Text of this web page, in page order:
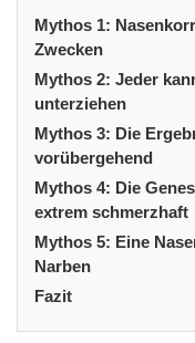
Mythos 1:
Zwecken
Mythos 2: Jeder
unterziehen
Mythos 3: Die
vorübergehend
Mythos 4: Die
extrem schmerzhaft
Mythos 5: Eine
Narben
Fazit